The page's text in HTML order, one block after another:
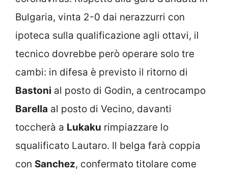
Bulgaria, vinta 2-0 dai nerazzurri con
ipoteca sulla qualificazione agli ottavi, il
tecnico dovrebbe però operare solo tre
cambi: in difesa è previsto il ritorno di
Bastoni al posto di Godin, a centrocampo
Barella al posto di Vecino, davanti
toccherà a Lukaku rimpiazzare lo
squalificato Lautaro. Il belga farà coppia
con Sanchez, confermato titolare come